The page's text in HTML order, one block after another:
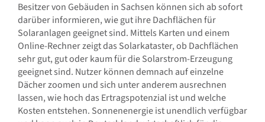
Besitzer von Gebäuden in Sachsen können sich ab sofort
darüber informieren, wie gut ihre Dachflächen für
Solaranlagen geeignet sind. Mittels Karten und einem
Online-Rechner zeigt das Solarkataster, ob Dachflächen
sehr gut, gut oder kaum für die Solarstrom-Erzeugung
geeignet sind. Nutzer können demnach auf einzelne
Dächer zoomen und sich unter anderem ausrechnen
lassen, wie hoch das Ertragspotenzial ist und welche
Kosten entstehen. Sonnenenergie ist unendlich verfügbar